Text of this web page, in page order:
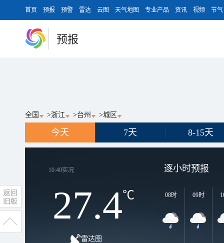
首页 预报 预警 雷达 云图 天气地图 专业产品 资讯 视频 节气
预报
全国 >浙江 >台州 >城区
今天 7天 8-15天
10:40实况
27.4℃
雷达图
逐小时预报
08时 09时